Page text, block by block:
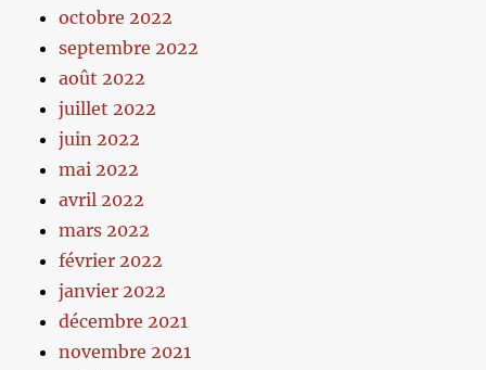
octobre 2022
septembre 2022
août 2022
juillet 2022
juin 2022
mai 2022
avril 2022
mars 2022
février 2022
janvier 2022
décembre 2021
novembre 2021